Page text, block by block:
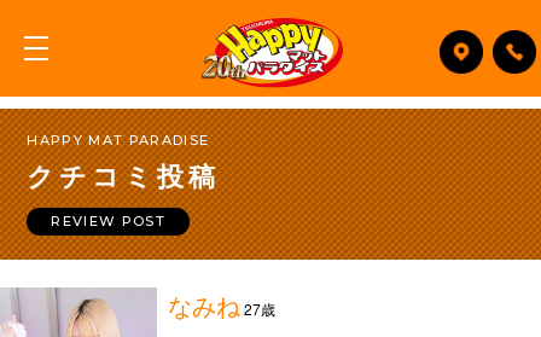
HAPPY MAT PARADISE
クチコミ投稿
REVIEW POST
なみね 27歳